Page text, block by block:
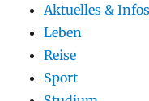
Aktuelles & Infos
Leben
Reise
Sport